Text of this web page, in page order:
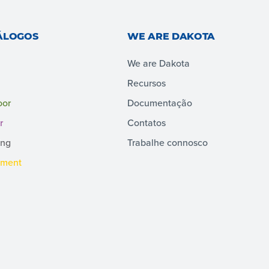
WE ARE DAKOTA
We are Dakota
Recursos
Documentação
Contatos
Trabalhe connosco